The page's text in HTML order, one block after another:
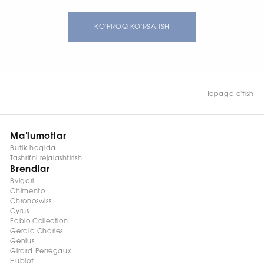
va titandan yasalganKO'PROQ KO'RSATISH
Tepaga o'tish
Ma'lumotlar
Butik haqida
Tashrifni rejalashtirish
Brendlar
Bvlgari
Chimento
Chronoswiss
Cyrus
Fabio Collection
Gerald Charles
Genius
Girard-Perregaux
Hublot